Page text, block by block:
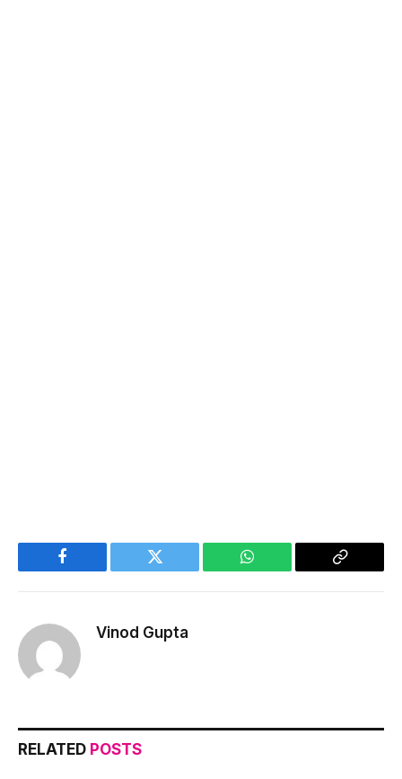
Facebook Twitter WhatsApp
Copy
Vinod Gupta
RELATED POSTS